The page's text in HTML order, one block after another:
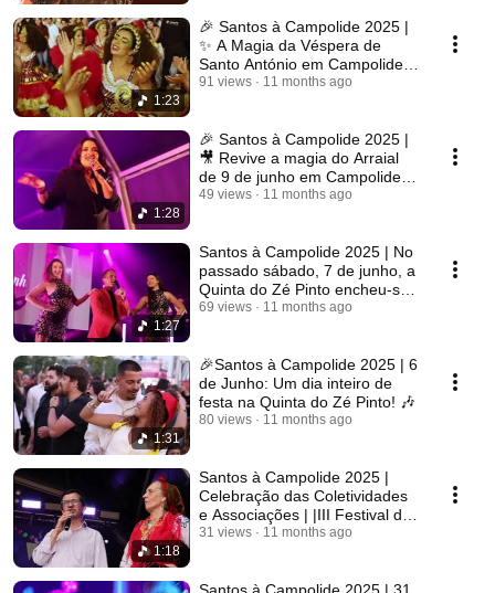
1:23
🎉 Santos à Campolide 2025 |
✨ A Magia da Véspera de
Santo António em Campolide!
🎤 🎧
91 views 11 months ago
1:28
🎉 Santos à Campolide 2025 |
🎥 Revive a magia do Arraial
de 9 de junho em Campolide!
💚✨
49 views 11 months ago
1:27
Santos à Campolide 2025 | No
passado sábado, 7 de junho, a
Quinta do Zé Pinto encheu-se
de música!
69 views 11 months ago
1:31
🎉Santos à Campolide 2025 | 6
de Junho: Um dia inteiro de
festa na Quinta do Zé Pinto! 🎶
80 views 11 months ago
1:18
Santos à Campolide 2025 |
Celebração das Coletividades
e Associações | |III Festival de
Folclo
31 views 11 months ago